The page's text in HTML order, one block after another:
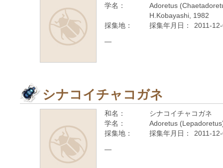
学名：
Adoretus
H.Kobayashi, 1982
採集地：
採集年月日： 2011-
—
シナコイチャコガネ
和名：
シナコイチャコガネ
学名：
Adoretus
採集地：
採集年月日： 2011-
—